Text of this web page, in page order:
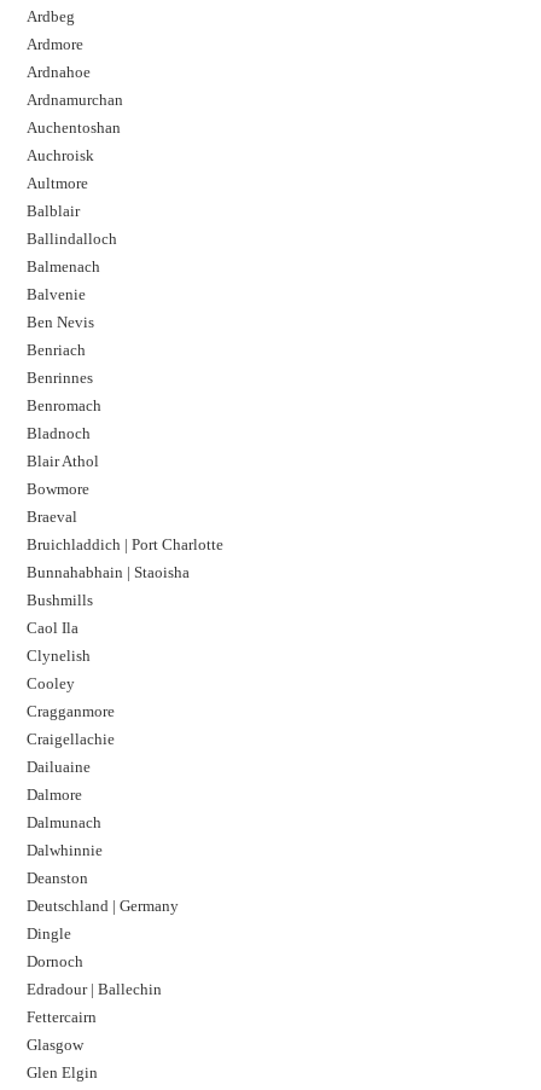
Ardbeg
Ardmore
Ardnahoe
Ardnamurchan
Auchentoshan
Auchroisk
Aultmore
Balblair
Ballindalloch
Balmenach
Balvenie
Ben Nevis
Benriach
Benrinnes
Benromach
Bladnoch
Blair Athol
Bowmore
Braeval
Bruichladdich | Port Charlotte
Bunnahabhain | Staoisha
Bushmills
Caol Ila
Clynelish
Cooley
Cragganmore
Craigellachie
Dailuaine
Dalmore​
Dalmunach
Dalwhinnie
Deanston
Deutschland | Germany
Dingle
Dornoch
Edradour | Ballechin
Fettercairn
Glasgow
Glen Elgin